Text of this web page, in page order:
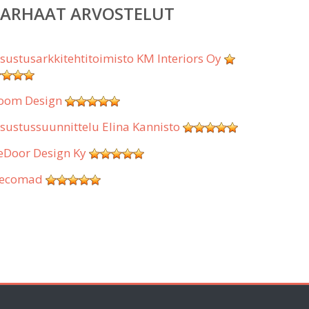
ARVOSTELUT
KM Interiors Oy
Design
Elina Kannisto
Design Ky